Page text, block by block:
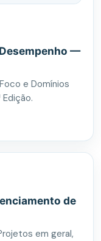
—
e Domínios
de
em geral,